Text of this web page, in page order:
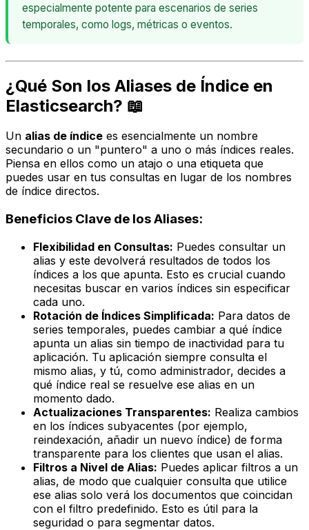
especialmente potente para escenarios de series
temporales, como logs, métricas o eventos.
¿Qué Son los Aliases de Índice en
Elasticsearch? 📖
Un alias de índice es esencialmente un nombre
secundario o un "puntero" a uno o más índices reales.
Piensa en ellos como un atajo o una etiqueta que
puedes usar en tus consultas en lugar de los nombres
de índice directos.
Beneficios Clave de los Aliases:
Flexibilidad en Consultas: Puedes consultar un
alias y este devolverá resultados de todos los
índices a los que apunta. Esto es crucial cuando
necesitas buscar en varios índices sin especificar
cada uno.
Rotación de Índices Simplificada: Para datos de
series temporales, puedes cambiar a qué índice
apunta un alias sin tiempo de inactividad para tu
aplicación. Tu aplicación siempre consulta el
mismo alias, y tú, como administrador, decides a
qué índice real se resuelve ese alias en un
momento dado.
Actualizaciones Transparentes: Realiza cambios
en los índices subyacentes (por ejemplo,
reindexación, añadir un nuevo índice) de forma
transparente para los clientes que usan el alias.
Filtros a Nivel de Alias: Puedes aplicar filtros a un
alias, de modo que cualquier consulta que utilice
ese alias solo verá los documentos que coincidan
con el filtro predefinido. Esto es útil para la
seguridad o para segmentar datos.